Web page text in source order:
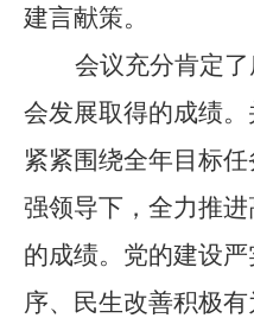
建言献策。
会议充分肯定
会发展取得的成绩。
紧紧围绕全年目标任
强领导下， 全力推
的成绩。党的建设
序、民生改善积极有